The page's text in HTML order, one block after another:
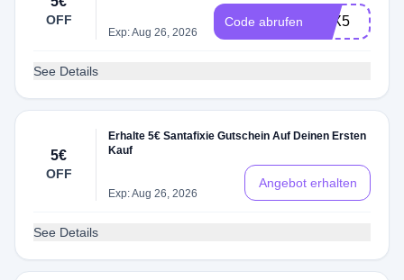
OFF
Exp: Aug 26, 2026
Code abrufen TFX5
See Details
5€
OFF
Erhalte 5€ Santafixie Gutschein Auf Deinen Ersten
Kauf
Exp: Aug 26, 2026
Angebot erhalten
See Details